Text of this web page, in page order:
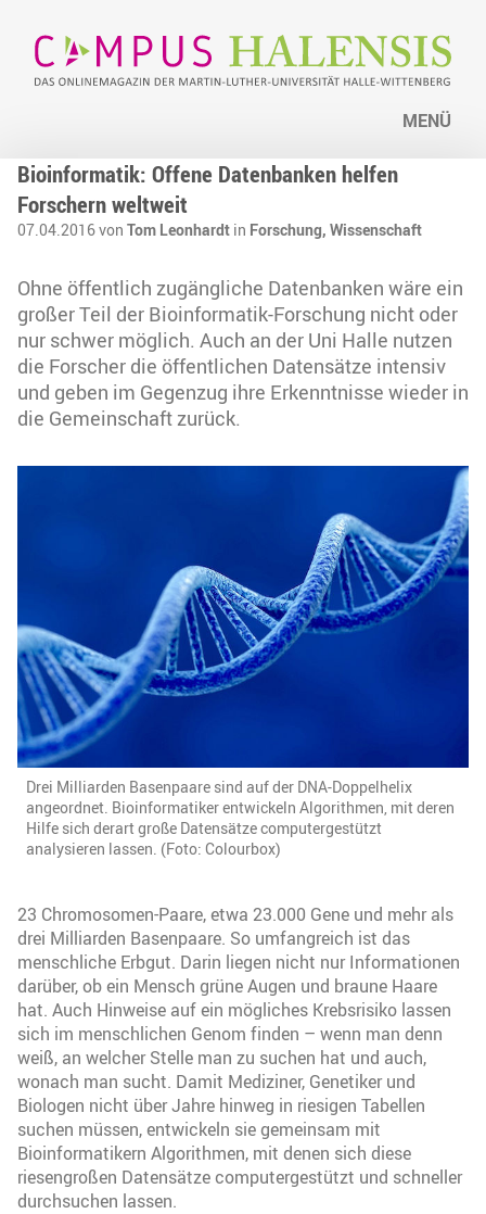
MENÜ
Bioinformatik: Offene Datenbanken helfen
Forschern weltweit
07.04.2016 von Tom Leonhardt in Forschung, Wissenschaft
Ohne öffentlich zugängliche Datenbanken wäre ein
großer Teil der Bioinformatik-Forschung nicht oder
nur schwer möglich. Auch an der Uni Halle nutzen
die Forscher die öffentlichen Datensätze intensiv
und geben im Gegenzug ihre Erkenntnisse wieder in
die Gemeinschaft zurück.
Drei Milliarden Basenpaare sind auf der DNA-Doppelhelix
angeordnet. Bioinformatiker entwickeln Algorithmen, mit deren
Hilfe sich derart große Datensätze computergestützt
analysieren lassen. (Foto: Colourbox)
23 Chromosomen-Paare, etwa 23.000 Gene und mehr als
drei Milliarden Basenpaare. So umfangreich ist das
menschliche Erbgut. Darin liegen nicht nur Informationen
darüber, ob ein Mensch grüne Augen und braune Haare
hat. Auch Hinweise auf ein mögliches Krebsrisiko lassen
sich im menschlichen Genom finden – wenn man denn
weiß, an welcher Stelle man zu suchen hat und auch,
wonach man sucht. Damit Mediziner, Genetiker und
Biologen nicht über Jahre hinweg in riesigen Tabellen
suchen müssen, entwickeln sie gemeinsam mit
Bioinformatikern Algorithmen, mit denen sich diese
riesengroßen Datensätze computergestützt und schneller
durchsuchen lassen.